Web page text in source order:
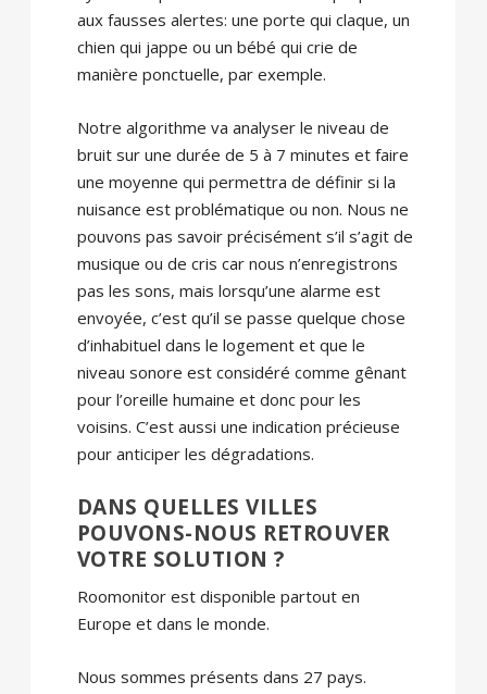
aux fausses alertes: une porte qui claque, un
chien qui jappe ou un bébé qui crie de
manière ponctuelle, par exemple.
Notre algorithme va analyser le niveau de
bruit sur une durée de 5 à 7 minutes et faire
une moyenne qui permettra de définir si la
nuisance est problématique ou non. Nous ne
pouvons pas savoir précisément s’il s’agit de
musique ou de cris car nous n’enregistrons
pas les sons, mais lorsqu’une alarme est
envoyée, c’est qu’il se passe quelque chose
d’inhabituel dans le logement et que le
niveau sonore est considéré comme gênant
pour l’oreille humaine et donc pour les
voisins. C’est aussi une indication précieuse
pour anticiper les dégradations.
DANS QUELLES VILLES
POUVONS-NOUS RETROUVER
VOTRE SOLUTION ?
Roomonitor est disponible partout en
Europe et dans le monde.
Nous sommes présents dans 27 pays.